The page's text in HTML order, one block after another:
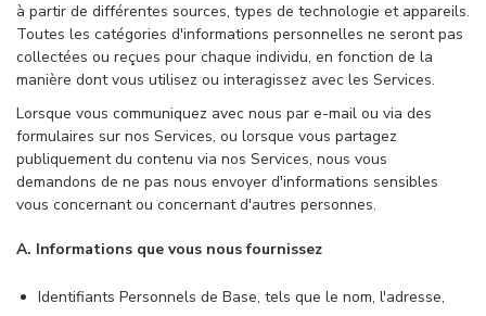
à partir de différentes sources, types de technologie et appareils.
Toutes les catégories d'informations personnelles ne seront pas
collectées ou reçues pour chaque individu, en fonction de la
manière dont vous utilisez ou interagissez avec les Services.
Lorsque vous communiquez avec nous par e-mail ou via des
formulaires sur nos Services, ou lorsque vous partagez
publiquement du contenu via nos Services, nous vous
demandons de ne pas nous envoyer d'informations sensibles
vous concernant ou concernant d'autres personnes.
A. Informations que vous nous fournissez
Identifiants Personnels de Base, tels que le nom, l'adresse,